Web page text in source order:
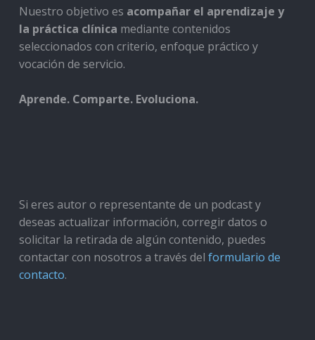
Nuestro objetivo es acompañar el aprendizaje y
la práctica clínica mediante contenidos
seleccionados con criterio, enfoque práctico y
vocación de servicio.
Aprende. Comparte. Evoluciona.
Si eres autor o representante de un podcast y
deseas actualizar información, corregir datos o
solicitar la retirada de algún contenido, puedes
contactar con nosotros a través del formulario de
contacto.